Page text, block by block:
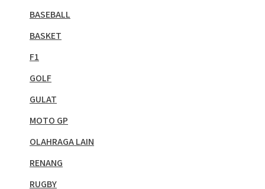
BASEBALL
BASKET
F1
GOLF
GULAT
MOTO GP
OLAHRAGA LAIN
RENANG
RUGBY